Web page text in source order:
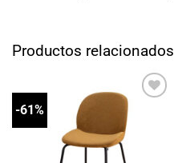
Productos relacionados
-61%